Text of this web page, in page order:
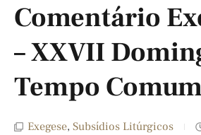
Comentário
– XXVII
Tempo
Exegese, Subsídios Litúrgicos